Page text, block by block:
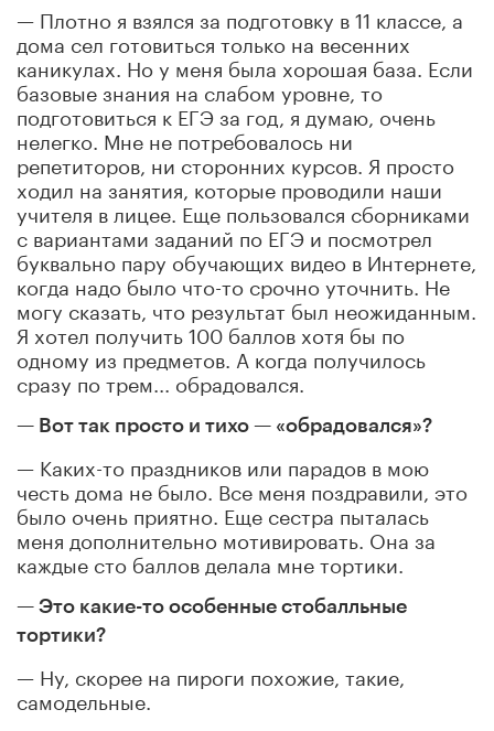
— Плотно я взялся за подготовку в 11 классе, а
дома сел готовиться только на весенних
каникулах. Но у меня была хорошая база. Если
базовые знания на слабом уровне, то
подготовиться к ЕГЭ за год, я думаю, очень
нелегко. Мне не потребовалось ни
репетиторов, ни сторонних курсов. Я просто
ходил на занятия, которые проводили наши
учителя в лицее. Еще пользовался сборниками
с вариантами заданий по ЕГЭ и посмотрел
буквально пару обучающих видео в Интернете,
когда надо было что-то срочно уточнить. Не
могу сказать, что результат был неожиданным.
Я хотел получить 100 баллов хотя бы по
одному из предметов. А когда получилось
сразу по трем... обрадовался.
— Вот так просто и тихо — «обрадовался»?
— Каких-то праздников или парадов в мою
честь дома не было. Все меня поздравили, это
было очень приятно. Еще сестра пыталась
меня дополнительно мотивировать. Она за
каждые сто баллов делала мне тортики.
— Это какие-то особенные стобалльные
тортики?
— Ну, скорее на пироги похожие, такие,
самодельные.